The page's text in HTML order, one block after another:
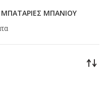
ΜΠΑΤΑΡΙΕΣ ΜΠΑΝΙΟΥ